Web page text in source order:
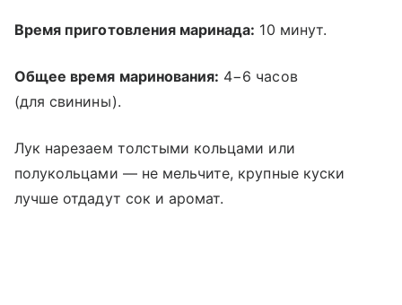
Время приготовления маринада: 10 минут.
Общее время маринования: 4−6 часов
(для свинины).
Лук нарезаем толстыми кольцами или
полукольцами — не мельчите, крупные куски
лучше отдадут сок и аромат.